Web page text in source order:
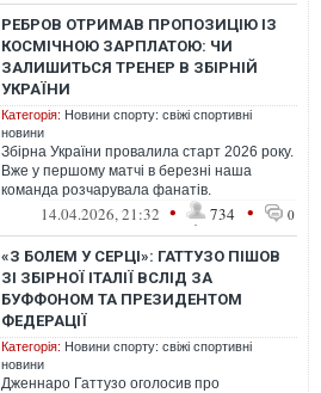
РЕБРОВ ОТРИМАВ ПРОПОЗИЦІЮ ІЗ
КОСМІЧНОЮ ЗАРПЛАТОЮ: ЧИ
ЗАЛИШИТЬСЯ ТРЕНЕР В ЗБІРНІЙ
УКРАЇНИ
Категорія: Новини спорту: свіжі спортивні
новини
Збірна України провалила старт 2026 року.
Вже у першому матчі в березні наша
команда розчарувала фанатів.
14.04.2026, 21:32 • 734 • 0
«З БОЛЕМ У СЕРЦІ»: ГАТТУЗО ПІШОВ
ЗІ ЗБІРНОЇ ІТАЛІЇ ВСЛІД ЗА
БУФФОНОМ ТА ПРЕЗИДЕНТОМ
ФЕДЕРАЦІЇ
Категорія: Новини спорту: свіжі спортивні
новини
Дженнаро Гаттузо оголосив про